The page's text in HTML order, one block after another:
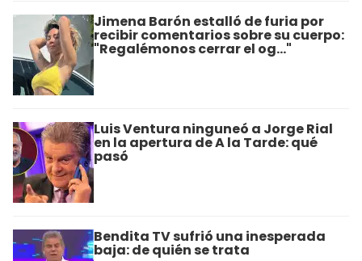
Jimena Barón estalló de furia por
recibir comentarios sobre su cuerpo:
"Regalémonos cerrar el og…"
Luis Ventura ninguneó a Jorge Rial
en la apertura de A la Tarde: qué
pasó
Bendita TV sufrió una inesperada
baja: de quién se trata